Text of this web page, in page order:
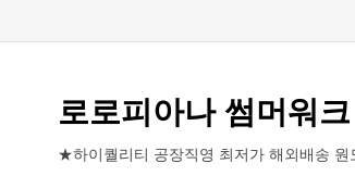
로로피아나 썸머워크
★하이퀄리티 공장직영 최저가 해외배송